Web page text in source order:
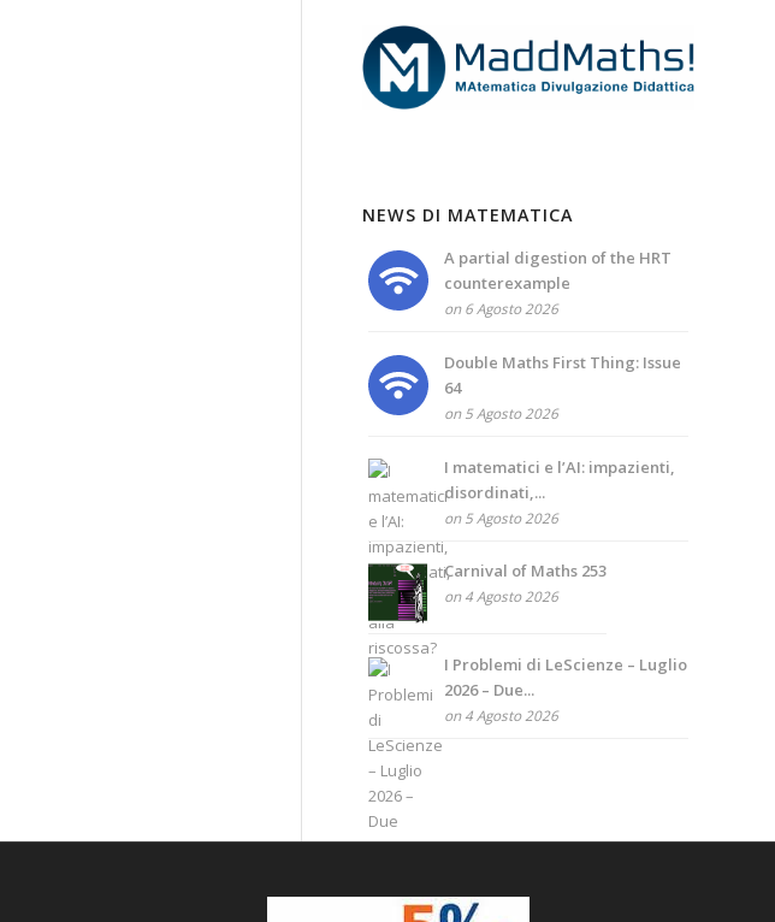
NEWS DI MATEMATICA
A partial digestion of the HRT
counterexample
on 6 Agosto 2026
Double Maths First Thing: Issue
64
on 5 Agosto 2026
I matematici e l’AI: impazienti,
disordinati,...
on 5 Agosto 2026
Carnival of Maths 253
on 4 Agosto 2026
I Problemi di LeScienze – Luglio
2026 – Due...
on 4 Agosto 2026